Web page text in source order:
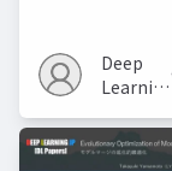
Deep